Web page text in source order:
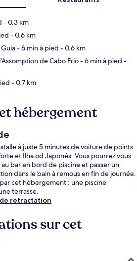
- 0.3 km
- 0.6 km
- 6 min à pied - 0.6 km
de Cabo Frio- 6 min à pied -
- 0.7 km
hébergement
à juste 5 minutes de voiture de points
et Ilha od Japonês. Vous pourrez vous
bar en bord de piscine et passer un
dans le bain à remous en fin de journée.
cet hébergement : une piscine
terrasse.
rétractation
sur cet